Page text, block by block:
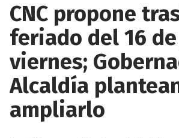
CNC propone
feriado del 16
viernes;
Alcaldía
ampliarlo